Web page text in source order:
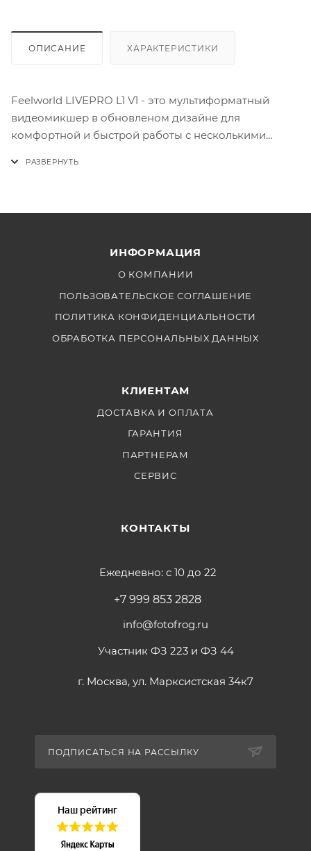
ОПИСАНИЕ ХАРАКТЕРИСТИКИ
Feelworld LIVEPRO L1 V1 - это мультиформатный
видеомикшер в обновленом дизайне для
комфортной и быстрой работы с несколькими
дисплей на котором вы можете мониторить сразу 4
подключенных канала. Устройство позволяет
настроить режимы перехода и отображения
XPOSE (Feelworld Live) вы сможете управлять
работой микшера дистанционно.
ИНФОРМАЦИЯ
О КОМПАНИИ
ПОЛЬЗОВАТЕЛЬСКОЕ СОГЛАШЕНИЕ
ПОЛИТИКА КОНФИДЕНЦИАЛЬНОСТИ
ОБРАБОТКА ПЕРСОНАЛЬНЫХ ДАННЫХ
КЛИЕНТАМ
ДОСТАВКА И ОПЛАТА
ГАРАНТИЯ
ПАРТНЕРАМ
СЕРВИС
КОНТАКТЫ
Ежедневно: с 10 до 22
+7 999 853 2828
info@fotofrog.ru
Участник ФЗ 223 и ФЗ 44
г. Москва, ул. Марксистская 34к7
ПОДПИСАТЬСЯ НА РАССЫЛКУ